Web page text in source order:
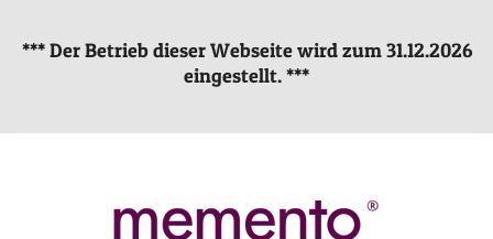
*** Der Betrieb dieser Webseite wird zum 31.12.2026
eingestellt. ***